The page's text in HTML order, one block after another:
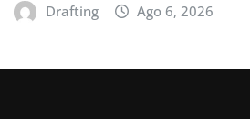
Drafting Ago 6, 2026